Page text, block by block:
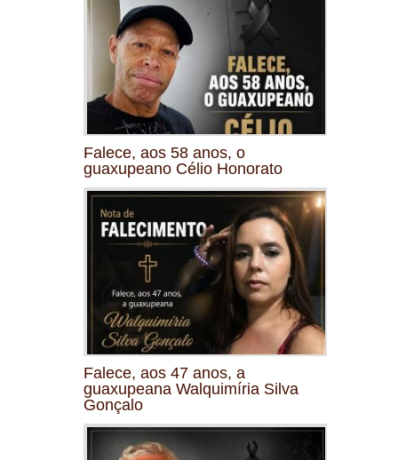
Falece, aos 58 anos, o
guaxupeano Célio Honorato
Falece, aos 47 anos, a
guaxupeana Walquimíria Silva
Gonçalo